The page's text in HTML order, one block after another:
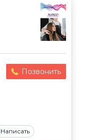
Позвонить
Написать